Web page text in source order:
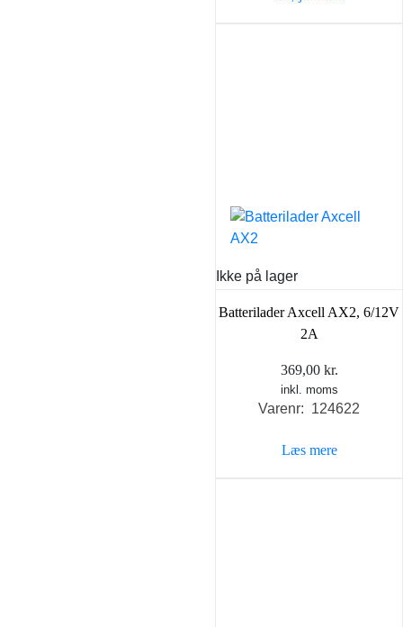
Ikke på lager
Batterilader Axcell AX2, 6/12V
2A
369,00 kr.
inkl. moms
Varenr: 124622
Læs mere